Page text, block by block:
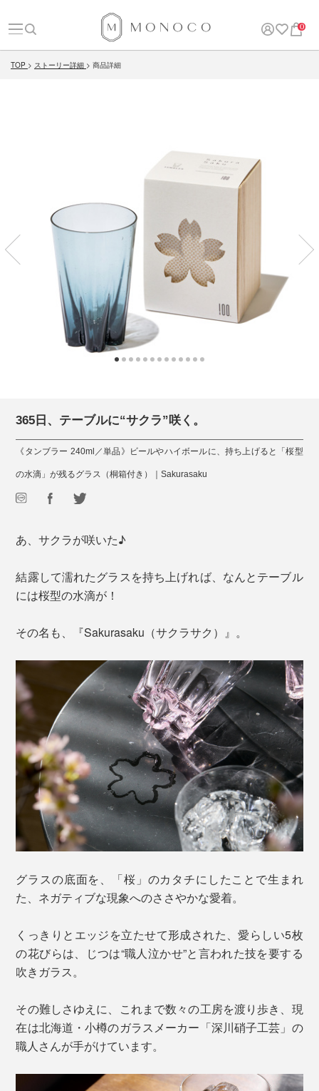
0
TOP ストーリー詳細 商品詳細
365日、テーブルに“サクラ”咲く。
《タンブラー 240ml／単品》ビールやハイボールに、持ち上げると「桜型
の水滴」が残るグラス（桐箱付き）｜Sakurasaku
あ、サクラが咲いた♪
結露して濡れたグラスを持ち上げれば、なんとテーブル
には桜型の水滴が！
その名も、『Sakurasaku（サクラサク）』。
グラスの底面を、「桜」のカタチにしたことで生まれ
た、ネガティブな現象へのささやかな愛着。
くっきりとエッジを立たせて形成された、愛らしい5枚
の花びらは、じつは“職人泣かせ”と言われた技を要する
吹きガラス。
その難しさゆえに、これまで数々の工房を渡り歩き、現
在は北海道・小樽のガラスメーカー「深川硝子工芸」の
職人さんが手がけています。